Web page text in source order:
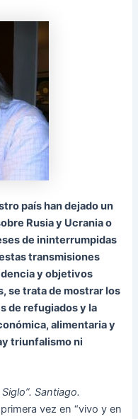
país han dejado un
Rusia y Ucrania o
de ininterrumpidas
transmisiones
y objetivos
se trata de mostrar los
de refugiados y la
alimentaria y
triunfalismo ni
Santiago.
vez en “vivo y en